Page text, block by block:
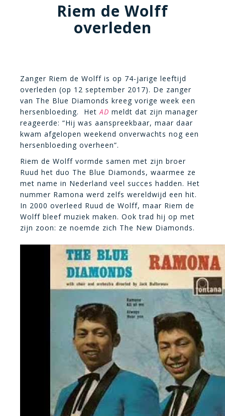
Riem de Wolff
overleden
Zanger Riem de Wolff is op 74-jarige leeftijd
overleden (op 12 september 2017). De zanger
van The Blue Diamonds kreeg vorige week een
hersenbloeding. HetAD meldt dat zijn manager
reageerde: “Hij was aanspreekbaar, maar daar
kwam afgelopen weekend onverwachts nog een
hersenbloeding overheen”.
Riem de Wolff vormde samen met zijn broer
Ruud het duo The Blue Diamonds, waarmee ze
met name in Nederland veel succes hadden. Het
nummer Ramona werd zelfs wereldwijd een hit.
In 2000 overleed Ruud de Wolff, maar Riem de
Wolff bleef muziek maken. Ook trad hij op met
zijn zoon: ze noemde zich The New Diamonds.